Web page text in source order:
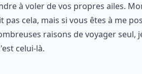
à voler de vos propres ailes.
pas cela, mais si vous êtes à me
raisons de voyager seul,
celui-là.